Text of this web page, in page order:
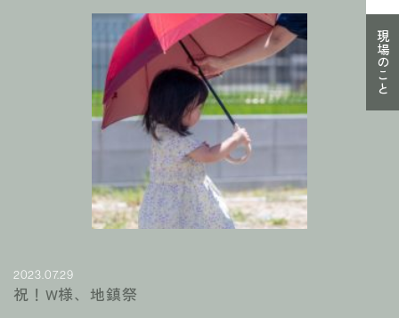
現場のこと
2023.07.29
祝！W様、地鎮祭